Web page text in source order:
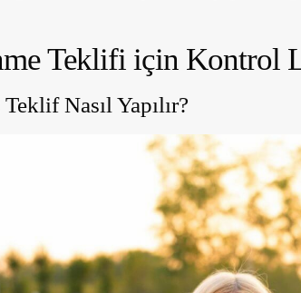
Teklifi için Kontrol
Nasıl Yapılır?